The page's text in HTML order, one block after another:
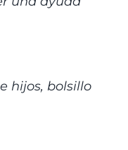
hijos, bolsillo